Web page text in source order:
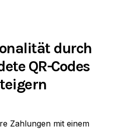
durch
QR-Codes
Zahlungen mit einem